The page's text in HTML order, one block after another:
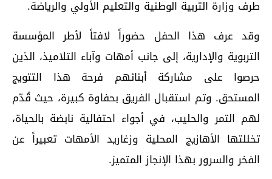
طرف وزارة التربية الوطنية والتعليم الأولي والرياضة.
وقد عرف هذا الحفل حضوراً لافتاً لأطر المؤسسة
التربوية والإدارية، إلى جانب أمهات وآباء التلاميذ، الذين
حرصوا على مشاركة أبنائهم فرحة هذا التتويج
المستحق. وتم استقبال الفريق بحفاوة كبيرة، حيث قُدّم
لهم التمر والحليب، في أجواء احتفالية نابضة بالحياة،
تخللتها الأهازيج المحلية وزغاريد الأمهات تعبيراً عن
الفخر والسرور بهذا الإنجاز المتميز.